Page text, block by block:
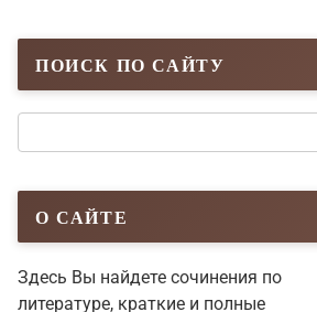
ПОИСК ПО САЙТУ
О САЙТЕ
Здесь Вы найдете сочинения по
литературе, краткие и полные